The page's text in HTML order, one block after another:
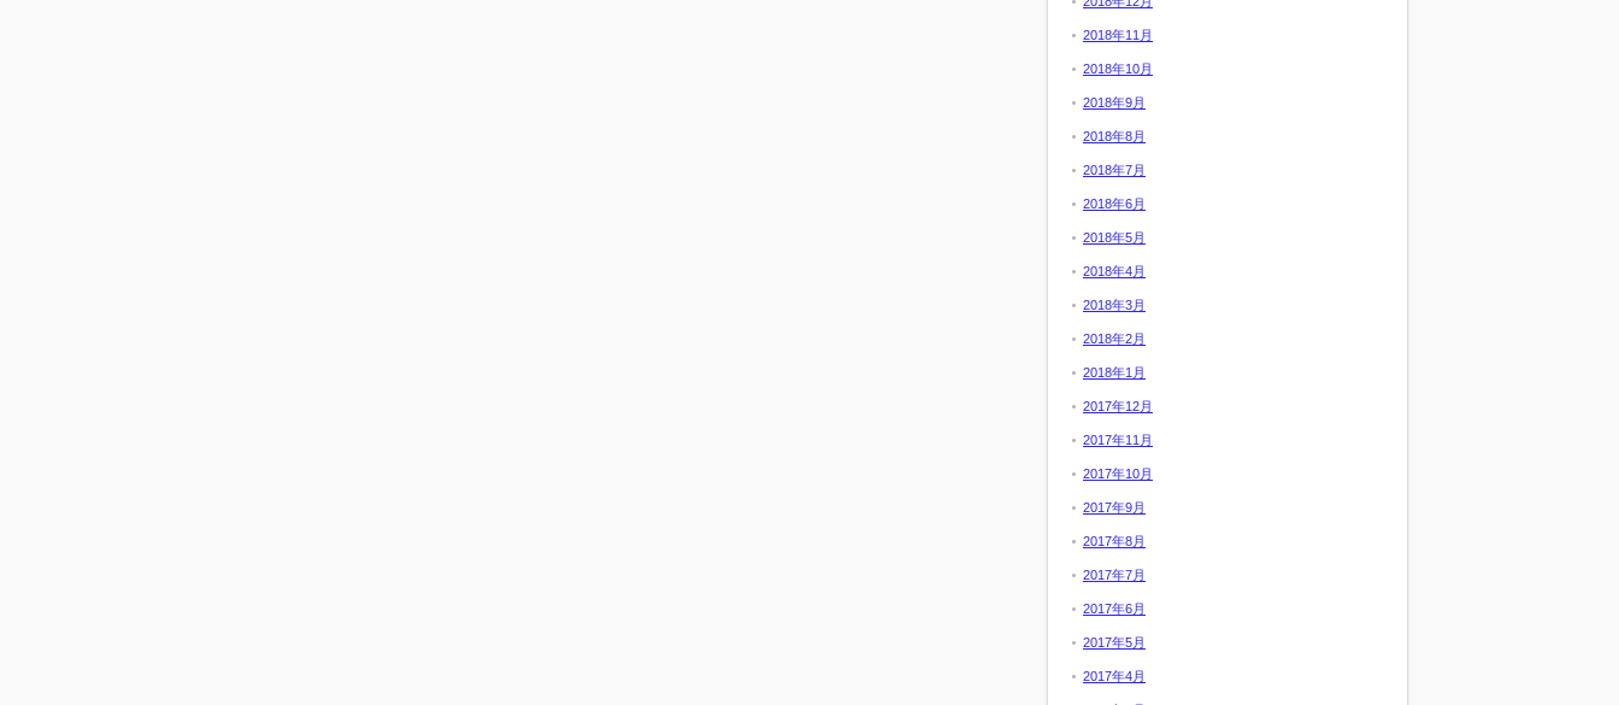
2018年11月
2018年10月
2018年9月
2018年8月
2018年7月
2018年6月
2018年5月
2018年4月
2018年3月
2018年2月
2018年1月
2017年12月
2017年11月
2017年10月
2017年9月
2017年8月
2017年7月
2017年6月
2017年5月
2017年4月